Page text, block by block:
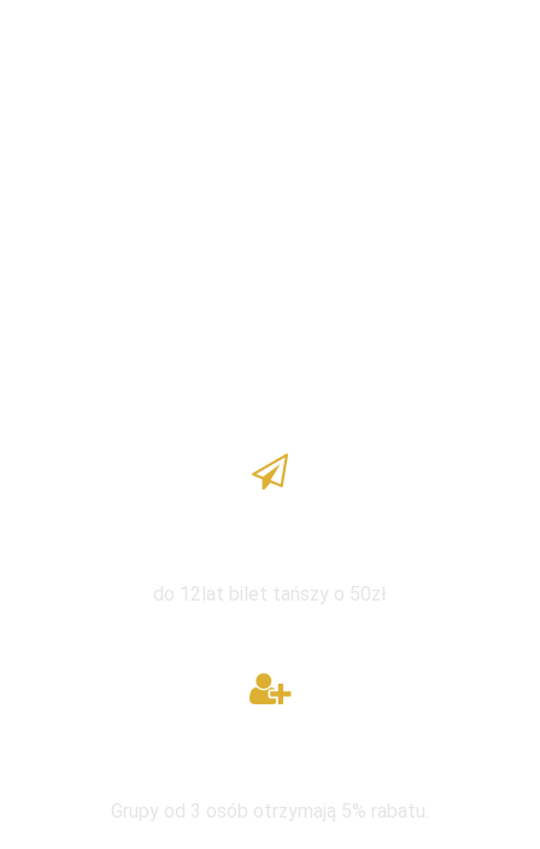
do 12lat bilet tańszy o 50zł
Grupy od 3 osób otrzymają 5% rabatu.